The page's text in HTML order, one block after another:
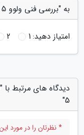
به "بررسی فنی ولوو XC 40 Recharge T 5" امتیاز دهید
امتیاز دهید:1
2
5"
* نظرتان را در مورد